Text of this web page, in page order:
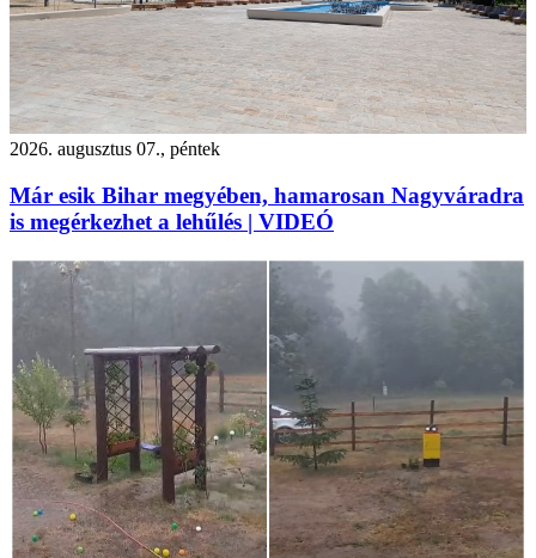
2026. augusztus 07., péntek
Már esik Bihar megyében, hamarosan Nagyváradra
is megérkezhet a lehűlés | VIDEÓ